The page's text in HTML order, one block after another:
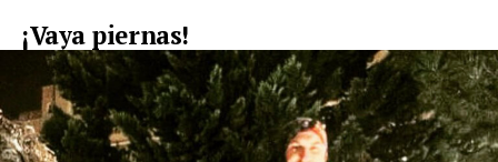
¡Vaya piernas!